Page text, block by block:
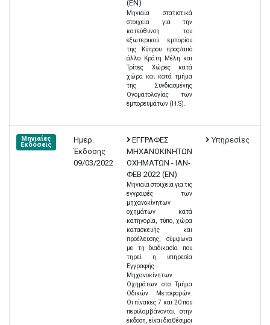
(EN)
Μηνιαία στατιστικά
στοιχεία για την
κατεύθυνση του
εξωτερικού εμπορίου
της Κύπρου προς/από
άλλα Κράτη Μέλη και
Τρίτες Χώρες κατά
χώρα και κατά τμήμα
της Συνδιασμένης
Ονοματολογίας των
εμπορευμάτων (H.S).
Μηνιαίες
Εκδόσεις
Ημερ.
Έκδοσης
09/03/2022
ΕΓΓΡΑΦΕΣ
ΜΗΧΑΝΟΚΙΝΗΤΩΝ
ΟΧΗΜΑΤΩΝ - ΙΑΝ-
ΦΕΒ 2022 (EN)
Μηνιαία στοιχεία για τις
εγγραφές των
μηχανοκίνητων
οχημάτων κατά
κατηγορία, τύπο, χώρα
κατασκευής και
προέλευσης, σύμφωνα
με τη διαδικασία που
τηρεί η υπηρεσία
Εγγραφής
Μηχανοκίνητων
Οχημάτων στο Τμήμα
Οδικών Μεταφορών.
Οι πίνακες 7 και 20 που
περιλαμβάνονται στην
έκδοση, είναι διαθέσιμοι
Υπηρεσίες